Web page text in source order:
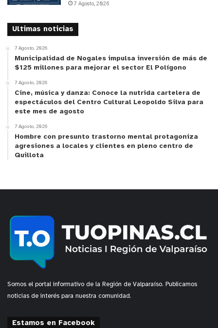
7 Agosto, 2026
Ultimas noticias
7 Agosto, 2026
Municipalidad de Nogales impulsa inversión de más de
$125 millones para mejorar el sector El Polígono
7 Agosto, 2026
Cine, música y danza: Conoce la nutrida cartelera de
espectáculos del Centro Cultural Leopoldo Silva para
este mes de agosto
7 Agosto, 2026
Hombre con presunto trastorno mental protagoniza
agresiones a locales y clientes en pleno centro de
Quillota
Somos el portal informativo de la Región de Valparaíso. Publicamos
noticias de interés para nuestra comunidad.
Estamos en Facebook